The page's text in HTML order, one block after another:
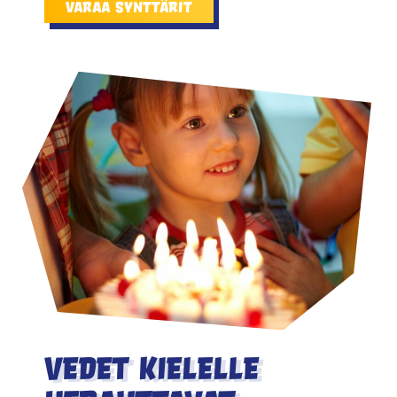
Varaa synttärit
Vedet kielelle